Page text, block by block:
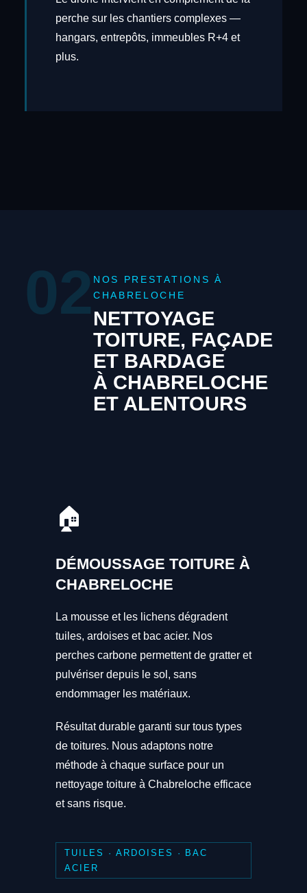
perche sur les chantiers complexes —
hangars, entrepôts, immeubles R+4 et
plus.
02 NOS PRESTATIONS À
CHABRELOCHE
NETTOYAGE
TOITURE, FAÇADE
ET BARDAGE
À CHABRELOCHE
ET ALENTOURS
🏠
DÉMOUSSAGE TOITURE À
CHABRELOCHE
La mousse et les lichens dégradent
tuiles, ardoises et bac acier. Nos
perches carbone permettent de gratter et
pulvériser depuis le sol, sans
endommager les matériaux.
Résultat durable garanti sur tous types
de toitures. Nous adaptons notre
méthode à chaque surface pour un
nettoyage toiture à Chabreloche efficace
et sans risque.
TUILES · ARDOISES · BAC
ACIER